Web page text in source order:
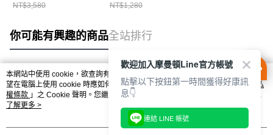
NE14701117
NT$3,580
NE14703401
NT$1,280
你可能有興趣的商品全站排行
熱門標籤
本網站中使用 cookie，欲查詢有關本網站使用 cookie 方式之詳情，及若您不希
望在電腦上使用 cookie 時應如何變更電腦的 cookie 設定，請參閱本網站「
隱私
權條款 」之 Cookie 聲明。您繼續使用本網站即表示您同意本公司得按本網站使
用條款之 Cookie 聲明使用 cookie。
了解更多 >
歡迎加入摩曼頓Line官方帳號
點擊以下按鈕第一時間獲得好康訊
息👇
連結 LINE 帳號